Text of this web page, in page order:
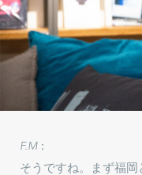
F.M：
そうですね。まず福